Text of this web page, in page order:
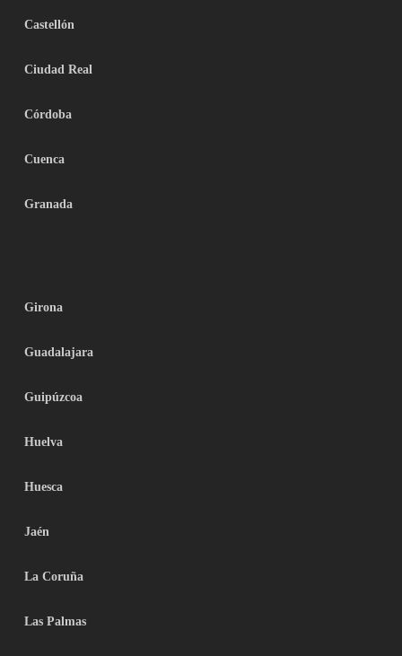
Castellón
Ciudad Real
Córdoba
Cuenca
Granada
Girona
Guadalajara
Guipúzcoa
Huelva
Huesca
Jaén
La Coruña
Las Palmas